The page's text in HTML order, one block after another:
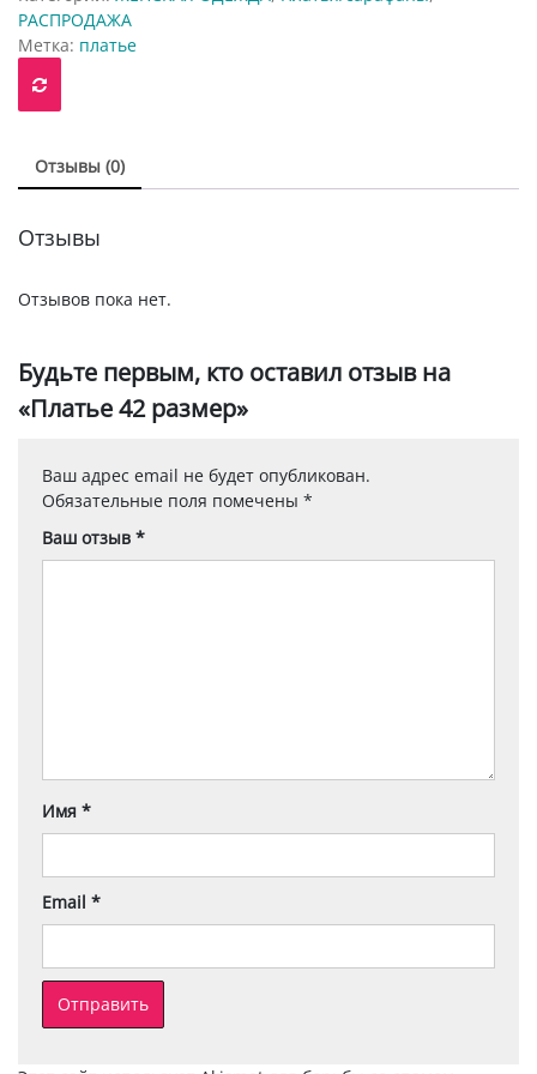
РАСПРОДАЖА
Метка: платье
Отзывы (0)
Отзывы
Отзывов пока нет.
Будьте первым, кто оставил отзыв на
«Платье 42 размер»
Ваш адрес email не будет опубликован.
Обязательные поля помечены *
Ваш отзыв *
Имя *
Email *